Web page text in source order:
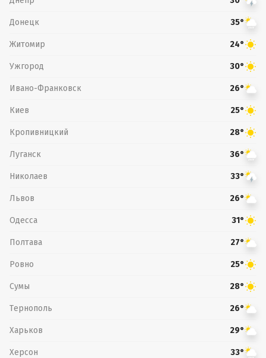
Донецк 35°
Житомир 24°
Ужгород 30°
Ивано-Франковск 26°
Киев 25°
Кропивницкий 28°
Луганск 36°
Николаев 33°
Львов 26°
Одесса 31°
Полтава 27°
Ровно 25°
Сумы 28°
Тернополь 26°
Харьков 29°
Херсон 33°